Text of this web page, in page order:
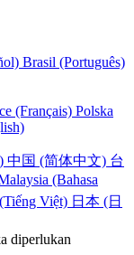
Brasil (Português)
(Français) Polska
中国 (简体中文) 台
(Bahasa
Việt) 日本 (日
diperlukan